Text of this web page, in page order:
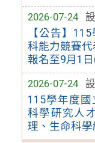
2026-07-24
【公告】
科能力競賽
報名至9月1
2026-07-24
115學年度
科學研究人
理、生命科學